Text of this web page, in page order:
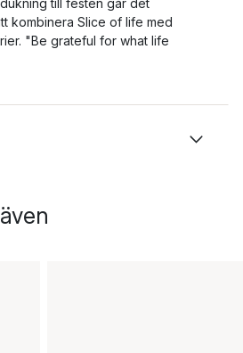
till festen går det
kombinera Slice of life med
"Be grateful for what life